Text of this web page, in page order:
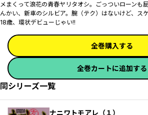
メまくって浪花の青春ヤリタオシ。ごっついローンも
んかい、新車のシルビア。腕（テク）はないけど、ス
18歳、環状デビューじゃい!!
全巻購入する
全巻カートに追加する
同シリーズ一覧
ナニワトモアレ（１）